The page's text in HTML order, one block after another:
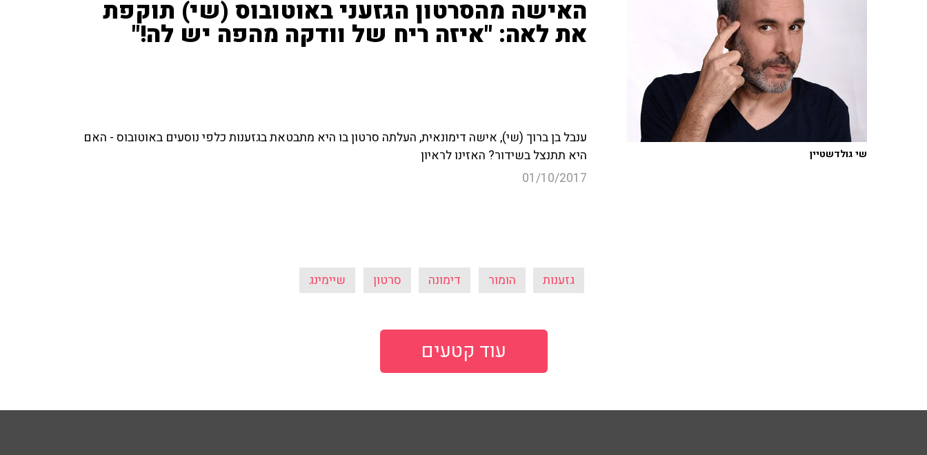
האישה מהסרטון הגזעני באוטובוס (שי) תוקפת
את לאה: "איזה ריח של וודקה מהפה יש לה!"
ענבל בן ברוך (שי), אישה דימונאית, העלתה סרטון בו היא מתבטאת בגזענות כלפי נוסעים באוטובוס - האם
היא תתנצל בשידור? האזינו לראיון
01/10/2017
גזענות הומור דימונה סרטון שיימינג
שי גולדשטיין
עוד קטעים